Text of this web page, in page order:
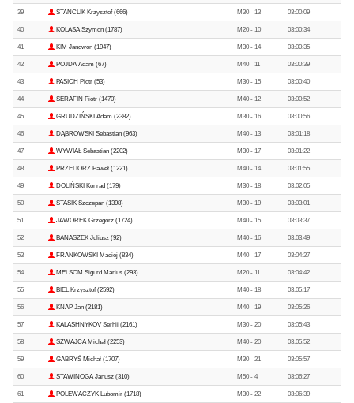
39 STANCLIK Krzysztof (666) M30 - 13 03:00:09
40 KOLASA Szymon (1787) M20 - 10 03:00:34
41 KIM Jangwon (1947) M30 - 14 03:00:35
42 POJDA Adam (67) M40 - 11 03:00:39
43 PASICH Piotr (53) M30 - 15 03:00:40
44 SERAFIN Piotr (1470) M40 - 12 03:00:52
45 GRUDZIŃSKI Adam (2382) M30 - 16 03:00:56
46 DĄBROWSKI Sebastian (963) M40 - 13 03:01:18
47 WYWIAŁ Sebastian (2202) M30 - 17 03:01:22
48 PRZELIORZ Paweł (1221) M40 - 14 03:01:55
49 DOLIŃSKI Konrad (179) M30 - 18 03:02:05
50 STASIK Szczepan (1398) M30 - 19 03:03:01
51 JAWOREK Grzegorz (1724) M40 - 15 03:03:37
52 BANASZEK Juliusz (92) M40 - 16 03:03:49
53 FRANKOWSKI Maciej (834) M40 - 17 03:04:27
54 MELSOM Sigurd Marius (293) M20 - 11 03:04:42
55 BIEL Krzysztof (2592) M40 - 18 03:05:17
56 KNAP Jan (2181) M40 - 19 03:05:26
57 KALASHNYKOV Serhii (2161) M30 - 20 03:05:43
58 SZWAJCA Michał (2253) M40 - 20 03:05:52
59 GABRYŚ Michał (1707) M30 - 21 03:05:57
60 STAWINOGA Janusz (310) M50 - 4 03:06:27
61 POLEWACZYK Lubomir (1718) M30 - 22 03:06:39